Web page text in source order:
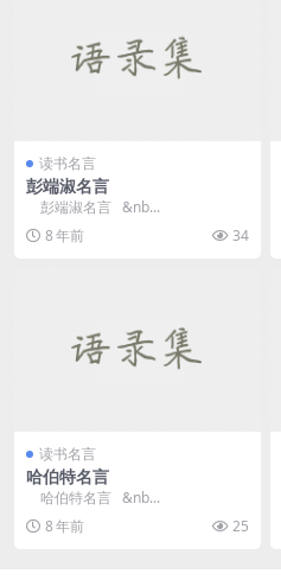
读书名言
彭端淑名言
彭端淑名言 &nb...
8 年前
34
读书名言
哈伯特名言
哈伯特名言 &nb...
8 年前
25